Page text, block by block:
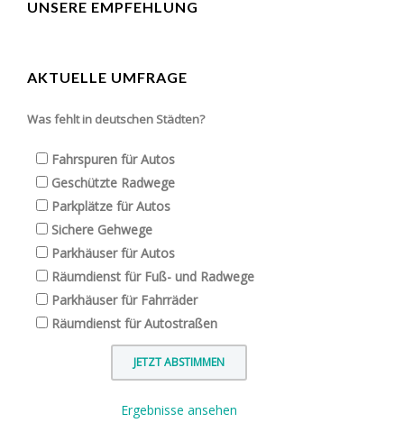
UNSERE EMPFEHLUNG
AKTUELLE UMFRAGE
Was fehlt in deutschen Städten?
Fahrspuren für Autos
Geschützte Radwege
Parkplätze für Autos
Sichere Gehwege
Parkhäuser für Autos
Räumdienst für Fuß- und Radwege
Parkhäuser für Fahrräder
Räumdienst für Autostraßen
Ergebnisse ansehen